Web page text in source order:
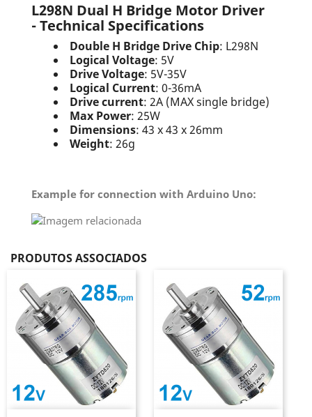
L298N Dual H Bridge Motor Driver
- Technical Specifications
Double H Bridge Drive Chip: L298N
Logical Voltage: 5V
Drive Voltage: 5V-35V
Logical Current: 0-36mA
Drive current: 2A (MAX single bridge)
Max Power: 25W
Dimensions: 43 x 43 x 26mm
Weight: 26g
Example for connection with Arduino Uno:
PRODUTOS ASSOCIADOS